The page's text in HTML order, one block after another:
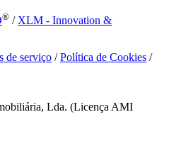
® / XLM - Innovation &
de serviço /Política de Cookies /
Lda. (Licença AMI